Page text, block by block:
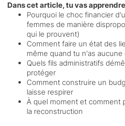
Dans cet article, tu vas
Pourquoi le choc financier
femmes de manière
qui le prouvent)
Comment faire un état des
même quand tu n'as aucune
Quels fils administratifs
protéger
Comment construire un
laisse respirer
À quel moment et comment
la reconstruction